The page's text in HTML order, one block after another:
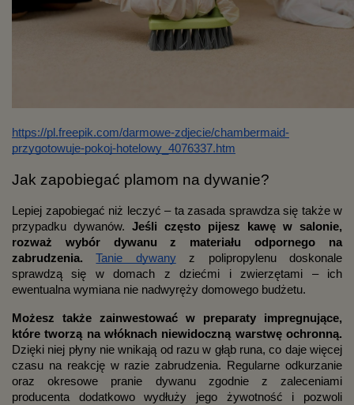
https://pl.freepik.com/darmowe-zdjecie/chambermaid-
przygotowuje-pokoj-hotelowy_4076337.htm
Jak zapobiegać plamom na dywanie?
Lepiej zapobiegać niż leczyć – ta zasada sprawdza się także w
przypadku dywanów. Jeśli często pijesz kawę w salonie,
rozważ wybór dywanu z materiału odpornego na
zabrudzenia.
Tanie dywanyz polipropylenu doskonale
sprawdzą się w domach z dziećmi i zwierzętami – ich
ewentualna wymiana nie nadwyręży domowego budżetu.
Możesz także zainwestować w preparaty impregnujące,
które tworzą na włóknach niewidoczną warstwę ochronną.
Dzięki niej płyny nie wnikają od razu w głąb runa, co daje więcej
czasu na reakcję w razie zabrudzenia. Regularne odkurzanie
oraz okresowe pranie dywanu zgodnie z zaleceniami
producenta dodatkowo wydłuży jego żywotność i pozwoli